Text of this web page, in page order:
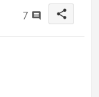
7 share